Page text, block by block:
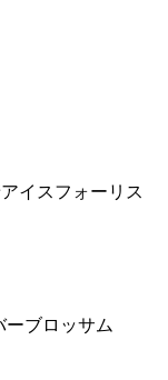
イスフォーリス
ーブロッサム